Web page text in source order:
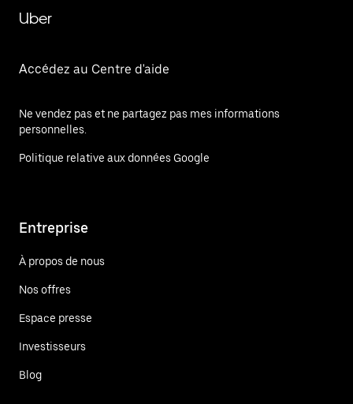
Uber
Accédez au Centre d'aide
Ne vendez pas et ne partagez pas mes informations
personnelles.
Politique relative aux données Google
Entreprise
À propos de nous
Nos offres
Espace presse
Investisseurs
Blog